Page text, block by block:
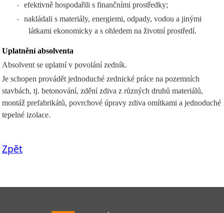
- efektivně hospodařili s finančními prostředky;
-
nakládali s materiály, energiemi, odpady, vodou a jinými
látkami ekonomicky a s ohledem na životní prostředí.
Uplatnění absolventa
Absolvent se uplatní v povolání zedník.
Je schopen provádět jednoduché zednické práce na pozemních
stavbách, tj. betonování, zdění zdiva z různých druhů materiálů,
montáž prefabrikátů, povrchové úpravy zdiva omítkami a jednoduché
tepelné izolace.
Zpět